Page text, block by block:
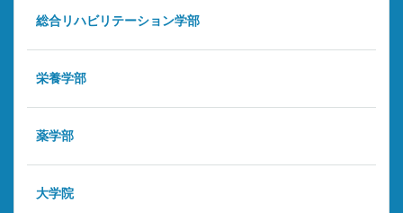
総合リハビリテーション学部
栄養学部
薬学部
大学院